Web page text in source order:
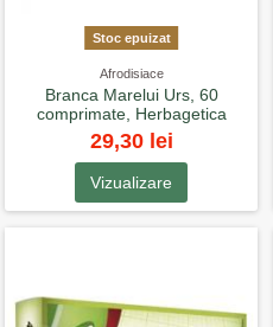
Stoc epuizat
Afrodisiace
Branca Marelui Urs, 60
comprimate, Herbagetica
29,30 lei
Vizualizare